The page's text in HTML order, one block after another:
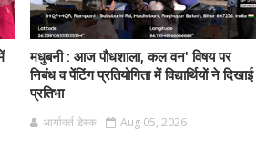
मधुबनी : आज पौधशाला, कल वन' विषय पर
निबंध व पेंटिंग प्रतियोगिता में विद्यार्थियों ने दिखाई
प्रतिभा
आर्यावर्त डेस्क Aug 05, 2026